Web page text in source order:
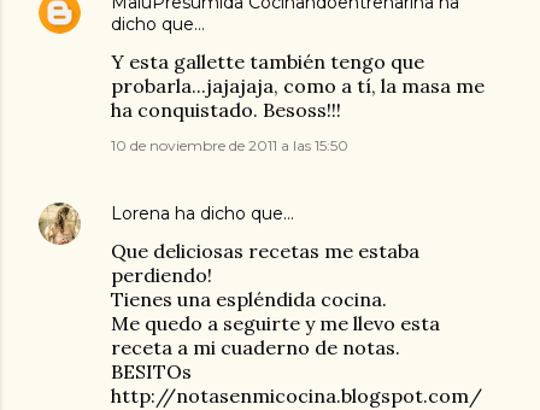
dicho que…
Y esta gallette también tengo que
probarla...jajajaja, como a tí, la masa me
ha conquistado. Besoss!!!
10 de noviembre de 2011 a las 15:50
Lorena ha dicho que…
Que deliciosas recetas me estaba
perdiendo!
Tienes una espléndida cocina.
Me quedo a seguirte y me llevo esta
receta a mi cuaderno de notas.
BESITOs
http://notasenmicocina.blogspot.com/